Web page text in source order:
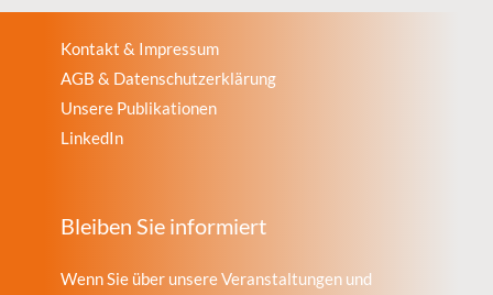
Kontakt & Impressum
AGB & Datenschutzerklärung
Unsere Publikationen
LinkedIn
Bleiben Sie informiert
Wenn Sie über unsere Veranstaltungen und